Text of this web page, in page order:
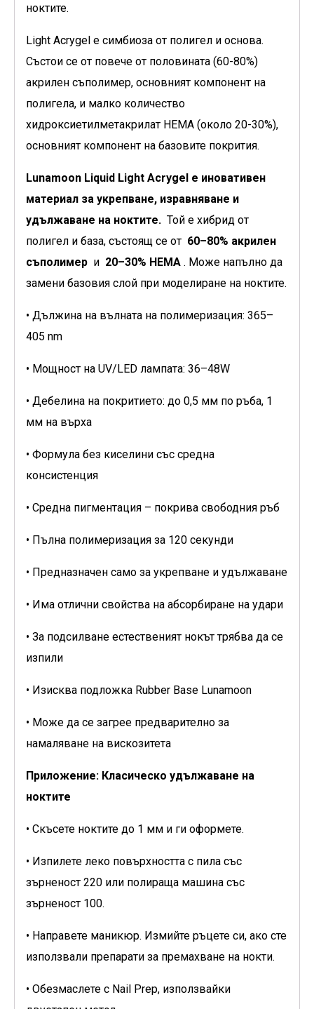
ноктите.
Light Acrygel е симбиоза от полигел и основа.
Състои се от повече от половината (60-80%)
акрилен съполимер, основният компонент на
полигела, и малко количество
хидроксиетилметакрилат HEMA (около 20-30%),
основният компонент на базовите покрития.
Lunamoon Liquid Light Acrygel е иновативен
материал за укрепване, изравняване и
удължаване на ноктите. Той е хибрид от
полигел и база, състоящ се от 60–80% акрилен
съполимер и 20–30% HEMA . Може напълно да
замени базовия слой при моделиране на ноктите.
• Дължина на вълната на полимеризация: 365–
405 nm
• Мощност на UV/LED лампата: 36–48W
• Дебелина на покритието: до 0,5 мм по ръба, 1
мм на върха
• Формула без киселини със средна
консистенция
• Средна пигментация – покрива свободния ръб
• Пълна полимеризация за 120 секунди
• Предназначен само за укрепване и удължаване
• Има отлични свойства на абсорбиране на удари
• За подсилване естественият нокът трябва да се
изпили
• Изисква подложка Rubber Base Lunamoon
• Може да се загрее предварително за
намаляване на вискозитета
Приложение: Класическо удължаване на
ноктите
• Скъсете ноктите до 1 мм и ги оформете.
• Изпилете леко повърхността с пила със
зърненост 220 или полираща машина със
зърненост 100.
• Направете маникюр. Измийте ръцете си, ако сте
използвали препарати за премахване на нокти.
• Обезмаслете с Nail Prep, използвайки